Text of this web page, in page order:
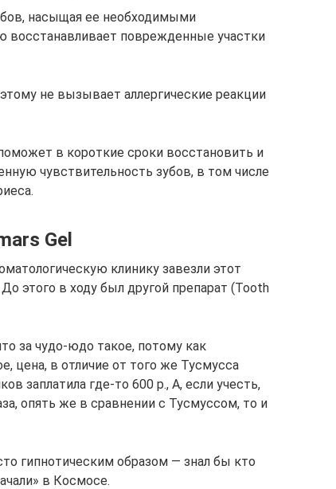
насыщая ее необходимыми
поврежденные участки
не вызывает аллергические реакции
в короткие сроки восстановить и
чувствительность зубов, в том числе
Gel
клинику завезли этот
этого в ходу был другой препарат (Tooth
за чудо-юдо такое, потому как
цена, в отличие от того же Тусмусса
заплатила где-то 600 р., А, если учесть,
опять же в сравнении с Тусмуссом, то и
гипнотическим образом — знал бы кто
в Космосе.